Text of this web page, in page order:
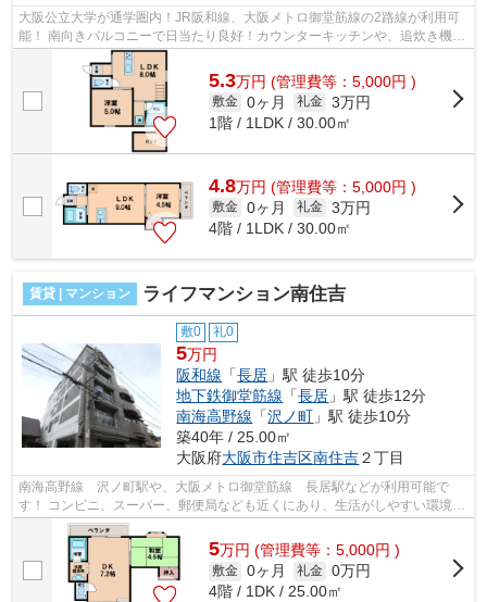
大阪公立大学が通学圏内！JR阪和線、大阪メトロ御堂筋線の2路線が利用可
能！ 南向きバルコニーで日当たり良好！カウンターキッチンや、追炊き機能
など充実の設備です！ ■□■□■□■□■□■□...
5.3万円 (管理費等：5,000円 )
敷金 0ヶ月 礼金 3万円
1階 / 1LDK / 30.00㎡
4.8万円 (管理費等：5,000円 )
敷金 0ヶ月 礼金 3万円
4階 / 1LDK / 30.00㎡
賃貸 | マンション ライフマンション南住吉
敷0 礼0
5万円
阪和線 「長居 」駅 徒歩10分
地下鉄御堂筋線 「長居 」駅 徒歩12分
南海高野線 「沢ノ町 」駅 徒歩10分
築40年 / 25.00㎡
大阪府大阪市住吉区南住吉２丁目
南海高野線 沢ノ町駅や、大阪メトロ御堂筋線 長居駅などが利用可能で
す！ コンビニ、スーパー、郵便局なども近くにあり、生活がしやすい環境で
す！ ■□■□■□■□■□■□■□■□■□■□■□■□■□■□■...
5万円 (管理費等：5,000円 )
敷金 0ヶ月 礼金 0万円
4階 / 1DK / 25.00㎡